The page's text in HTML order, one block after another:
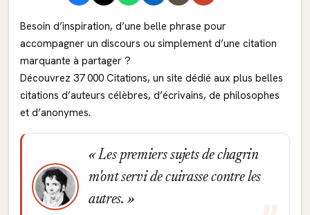
Besoin d’inspiration, d’une belle phrase pour
accompagner un discours ou simplement d’une citation
marquante à partager ?
Découvrez 37 000 Citations, un site dédié aux plus belles
citations d’auteurs célèbres, d’écrivains, de philosophes
et d’anonymes.
Les premiers sujets de chagrin
m'ont servi de cuirasse contre les
autres.